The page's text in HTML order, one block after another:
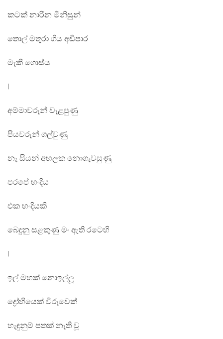
කටක් නාරින මිනිසුන්
තොල් මතුරා ගිය අඩිපාර
මැකී ගොස්ය
|
අම්මාවරුන් වැළපුණු
පියවරුන් ගල්වුණු
නෑ සියන් අහලක නොගැවසුණු
පරපේ හංදිය
එක හංදියකි
බෙදුනු සළකුණු මං ඇති රටෙහි
|
ඉල් මහක් නොඉල්ලූ
ද්‍රෝහියෙක් විරුවෙක්
හැඳුනුම් පතක් නැති වූ